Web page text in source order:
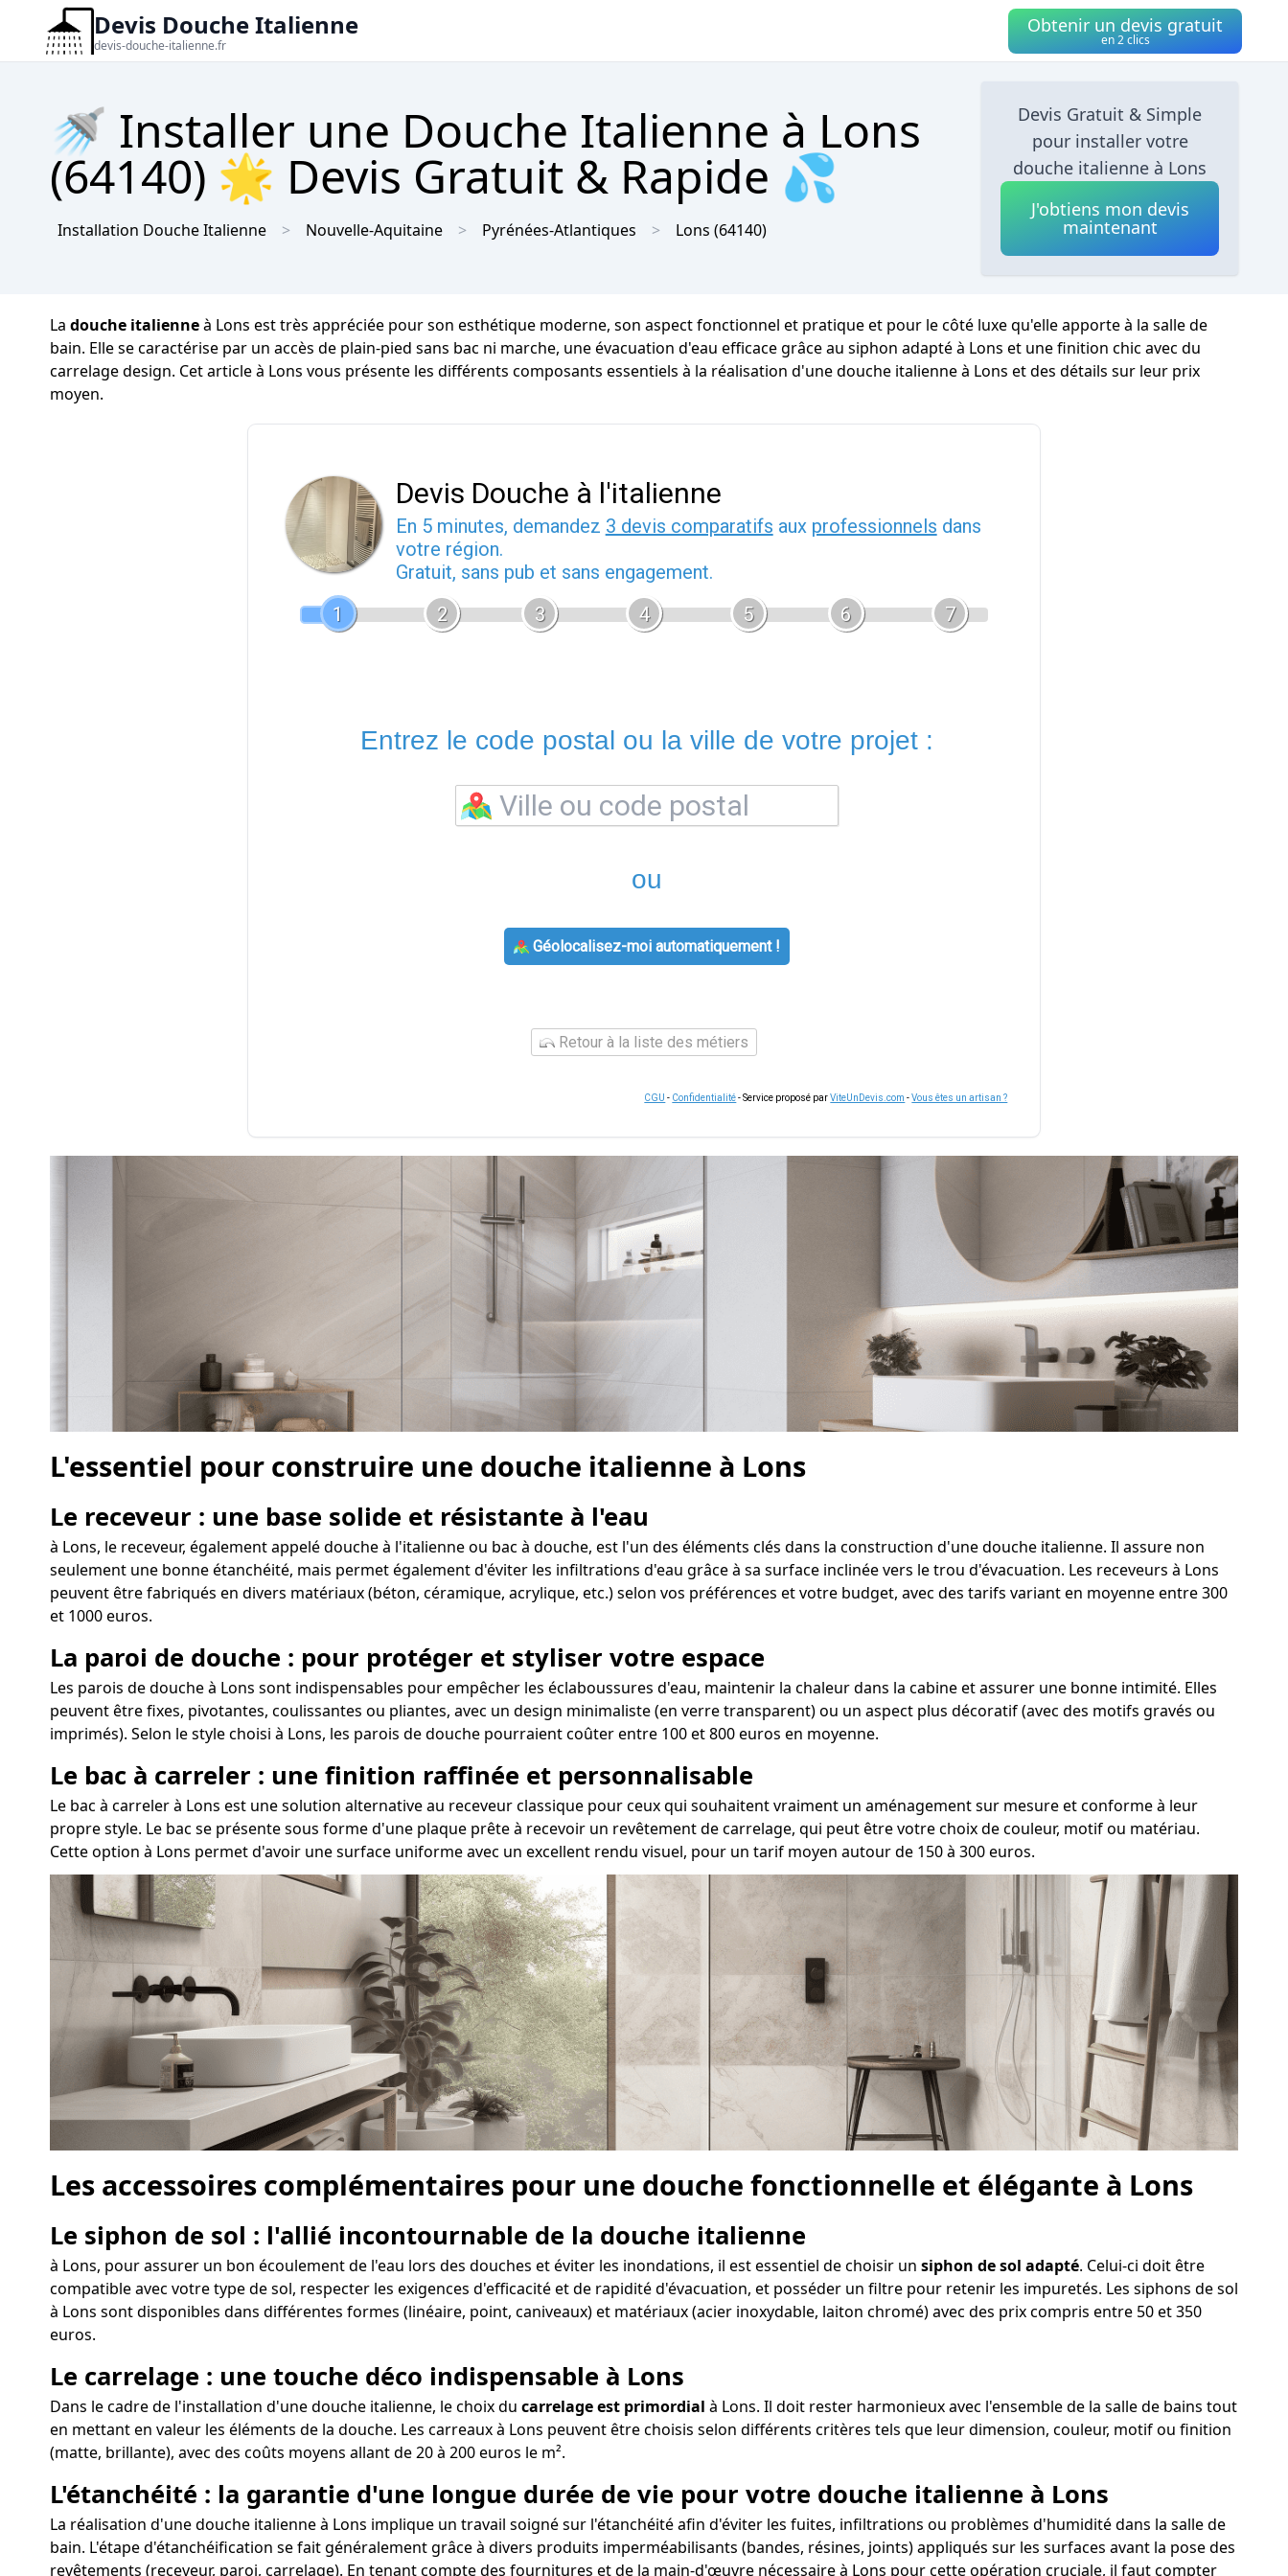
Devis Douche Italienne
devis-douche-italienne.fr
Obtenir un devis gratuit
en 2 clics
🚿 Installer une Douche Italienne à Lons
(64140) 🌟 Devis Gratuit & Rapide 💦
Installation Douche Italienne Nouvelle-Aquitaine Pyrénées-Atlantiques Lons (64140)
Devis Gratuit & Simple
pour installer votre
douche italienne à Lons
J'obtiens mon devis
maintenant
La douche italienneà Lons est très appréciée pour son esthétique moderne, son aspect fonctionnel et pratique et pour le côté luxe qu'elle apporte à la salle de
bain. Elle se caractérise par un accès de plain-pied sans bac ni marche, une évacuation d'eau efficace grâce au siphon adapté à Lons et une finition chic avec du
carrelage design. Cet article à Lons vous présente les différents composants essentiels à la réalisation d'une douche italienne à Lons et des détails sur leur prix
moyen.
Devis Douche à l'italienne
En 5 minutes, demandez 3 devis comparatifs aux professionnels dans
votre région.
Gratuit, sans pub et sans engagement.
1
2 3 4 5 6 7
Entrez le code postal ou la ville de votre projet :
ou
Géolocalisez-moi automatiquement !
Retour à la liste des métiers
CGU - Confidentialité- Service proposé parViteUnDevis.com -Vous êtes un artisan ?
L'essentiel pour construire une douche italienne à Lons
Le receveur : une base solide et résistante à l'eau
à Lons, le receveur, également appelé douche à l'italienne ou bac à douche, est l'un des éléments clés dans la construction d'une douche italienne. Il assure non
seulement une bonne étanchéité, mais permet également d'éviter les infiltrations d'eau grâce à sa surface inclinée vers le trou d'évacuation. Les receveurs à Lons
peuvent être fabriqués en divers matériaux (béton, céramique, acrylique, etc.) selon vos préférences et votre budget, avec des tarifs variant en moyenne entre 300
et 1000 euros.
La paroi de douche : pour protéger et styliser votre espace
Les parois de douche à Lons sont indispensables pour empêcher les éclaboussures d'eau, maintenir la chaleur dans la cabine et assurer une bonne intimité. Elles
peuvent être fixes, pivotantes, coulissantes ou pliantes, avec un design minimaliste (en verre transparent) ou un aspect plus décoratif (avec des motifs gravés ou
imprimés). Selon le style choisi à Lons, les parois de douche pourraient coûter entre 100 et 800 euros en moyenne.
Le bac à carreler : une finition raffinée et personnalisable
Le bac à carreler à Lons est une solution alternative au receveur classique pour ceux qui souhaitent vraiment un aménagement sur mesure et conforme à leur
propre style. Le bac se présente sous forme d'une plaque prête à recevoir un revêtement de carrelage, qui peut être votre choix de couleur, motif ou matériau.
Cette option à Lons permet d'avoir une surface uniforme avec un excellent rendu visuel, pour un tarif moyen autour de 150 à 300 euros.
Les accessoires complémentaires pour une douche fonctionnelle et élégante à Lons
Le siphon de sol : l'allié incontournable de la douche italienne
à Lons, pour assurer un bon écoulement de l'eau lors des douches et éviter les inondations, il est essentiel de choisir un siphon de sol adapté. Celui-ci doit être
compatible avec votre type de sol, respecter les exigences d'efficacité et de rapidité d'évacuation, et posséder un filtre pour retenir les impuretés. Les siphons de sol
à Lons sont disponibles dans différentes formes (linéaire, point, caniveaux) et matériaux (acier inoxydable, laiton chromé) avec des prix compris entre 50 et 350
euros.
Le carrelage : une touche déco indispensable à Lons
Dans le cadre de l'installation d'une douche italienne, le choix du carrelage est primordial à Lons. Il doit rester harmonieux avec l'ensemble de la salle de bains tout
en mettant en valeur les éléments de la douche. Les carreaux à Lons peuvent être choisis selon différents critères tels que leur dimension, couleur, motif ou finition
(matte, brillante), avec des coûts moyens allant de 20 à 200 euros le m².
L'étanchéité : la garantie d'une longue durée de vie pour votre douche italienne à Lons
La réalisation d'une douche italienne à Lons implique un travail soigné sur l'étanchéité afin d'éviter les fuites, infiltrations ou problèmes d'humidité dans la salle de
bain. L'étape d'étanchéification se fait généralement grâce à divers produits imperméabilisants (bandes, résines, joints) appliqués sur les surfaces avant la pose des
revêtements (receveur, paroi, carrelage). En tenant compte des fournitures et de la main-d'œuvre nécessaire à Lons pour cette opération cruciale, il faut compter